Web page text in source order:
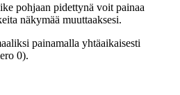
pohjaan pidettynä voit painaa
näkymää muuttaaksesi.
painamalla yhtäaikaisesti
0).